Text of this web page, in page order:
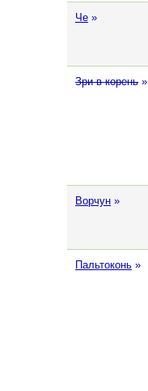
Че »
Зри в корень »
Ворчун »
Пальтоконь »